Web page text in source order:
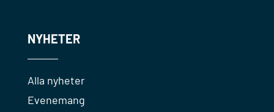
NYHETER
Alla nyheter
Evenemang